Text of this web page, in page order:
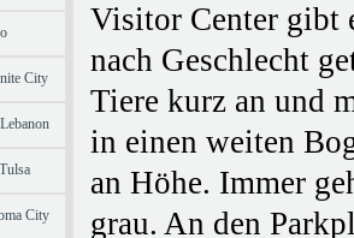
City
City
Visitor Center gibt
nach Geschlecht
Tiere kurz an und
in einen weiten
an Höhe. Immer
grau. An den